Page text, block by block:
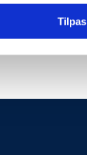
Tilpas